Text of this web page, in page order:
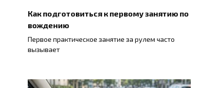
Как подготовиться к первому занятию по
вождению
Первое практическое занятие за рулем часто
вызывает